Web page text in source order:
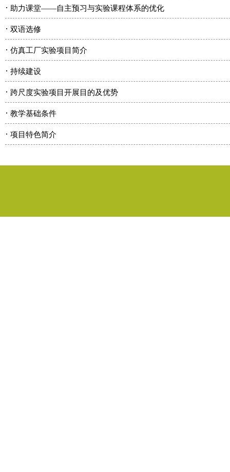
· 助力课堂——自主预习与实验课程体系的优化
· 双语选修
· 仿真工厂实验项目简介
· 持续建设
· 跨尺度实验项目开展目的及优势
· 教学基础条件
· 项目特色简介